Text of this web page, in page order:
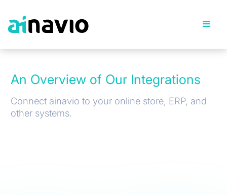
An Overview of Our Integrations
Connect ainavio to your online store, ERP, and
other systems.